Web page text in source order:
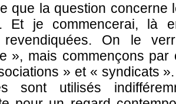
que la question concerne
Et je commencerai, là
revendiquées. On le
», mais commençons par
» et « syndicats
sont utilisés